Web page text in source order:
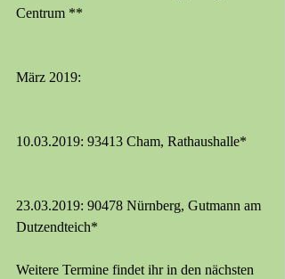
Centrum **
März 2019:
10.03.2019: 93413 Cham, Rathaushalle*
23.03.2019: 90478 Nürnberg, Gutmann am
Dutzendteich*
Weitere Termine findet ihr in den nächsten